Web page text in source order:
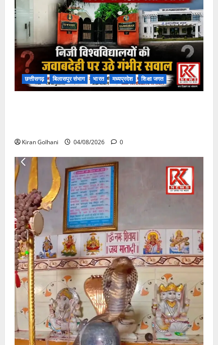
छत्तीसगढ़ बिलासपुर संभाग भारत मध्यप्रदेश शिक्षा जगत
Kiran Golhani 04/08/2026 0